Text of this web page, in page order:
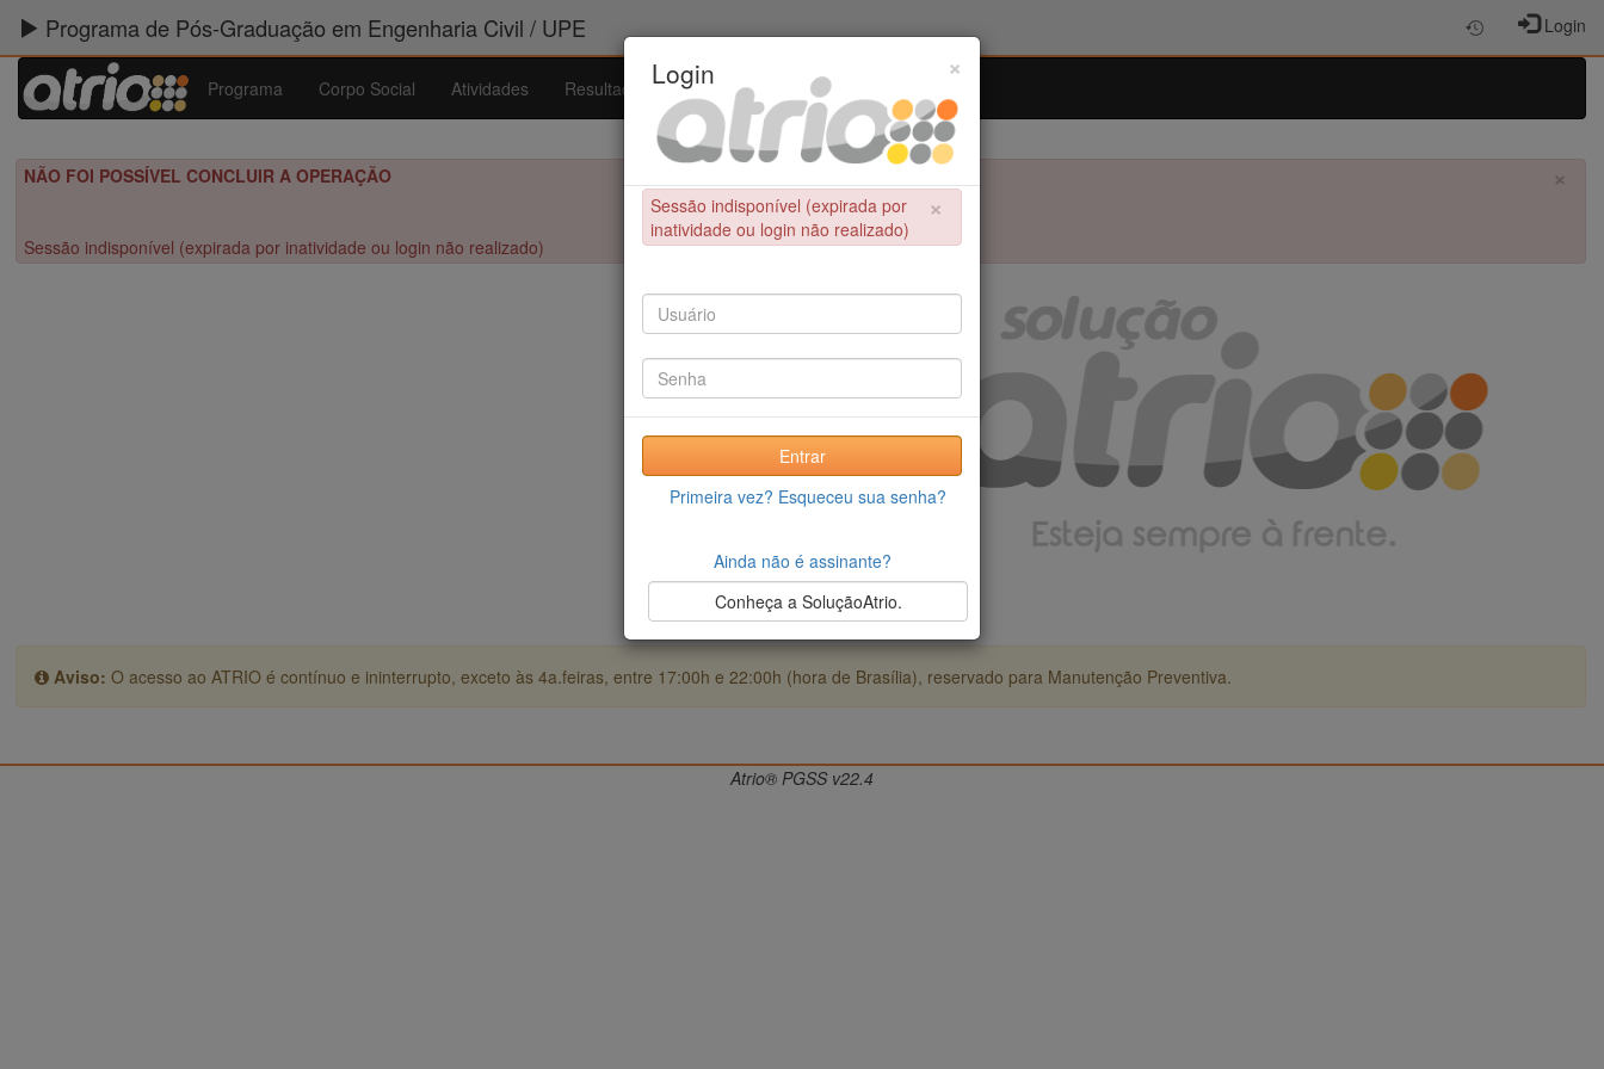
Programa de Pós-Graduação em Engenharia Civil / UPE Login
Programa Corpo Social Atividades Resultados Admissão Ferramentas
×
NÃO FOI POSSÍVEL CONCLUIR A OPERAÇÃO
Sessão indisponível (expirada por inatividade ou login não realizado)
Aviso: O acesso ao ATRIO é contínuo e ininterrupto, exceto às 4a.feiras, entre 17:00h e 22:00h (hora de Brasília), reservado para Manutenção Preventiva.
×
Login
×
Sessão indisponível (expirada por
inatividade ou login não realizado)
Entrar
Primeira vez? Esqueceu sua senha?
Ainda não é assinante?
Conheça a SoluçãoAtrio.
Atrio® PGSS v22.4